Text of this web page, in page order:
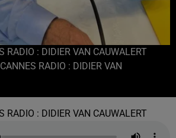
RADIO : DIDIER VAN CAUWALERT
RADIO : DIDIER VAN
RADIO : DIDIER VAN CAUWALERT